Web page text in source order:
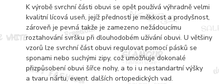
K výrobě svrchní části obuvi se opět používá výhradně velmi
kvalitní lícová useň, jejíž předností je měkkost a prodyšnost,
zároveň je pevná takže je zamezeno nežádoucímu
roztahování svršku při dlouhodobém užívání obuvi. U většiny
vzorů lze svrchní část obuvi regulovat pomocí pásků se
sponami nebo suchými zipy, což umožňuje dokonalé
přizpůsobení obuvi šířce nohy, a to i u nestandartní výšky
a tvaru nártu, event. dalších ortopedických vad.